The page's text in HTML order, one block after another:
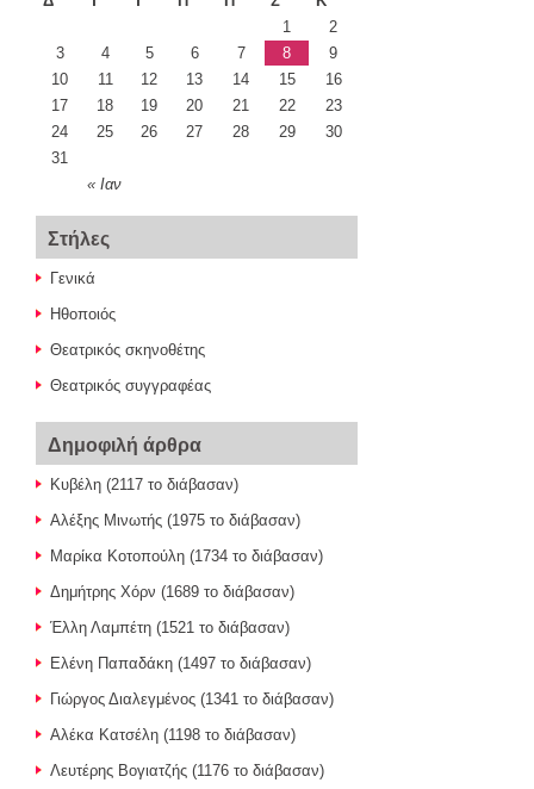
« Ιαν
1
2
3
4 5 6 7 8
9
10
11 12 13 14 15
16
17
18 19 20 21 22
23
24
25 26 27 28 29
30
31
Στήλες
Γενικά
Ηθοποιός
Θεατρικός σκηνοθέτης
Θεατρικός συγγραφέας
Δημοφιλή άρθρα
Κυβέλη (2117 το διάβασαν)
Αλέξης Μινωτής (1975 το διάβασαν)
Μαρίκα Κοτοπούλη (1734 το διάβασαν)
Δημήτρης Χόρν (1689 το διάβασαν)
Έλλη Λαμπέτη (1521 το διάβασαν)
Ελένη Παπαδάκη (1497 το διάβασαν)
Γιώργος Διαλεγμένος (1341 το διάβασαν)
Αλέκα Κατσέλη (1198 το διάβασαν)
Λευτέρης Βογιατζής (1176 το διάβασαν)